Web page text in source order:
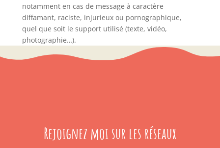
notamment en cas de message à caractère
diffamant, raciste, injurieux ou pornographique,
quel que soit le support utilisé (texte, vidéo,
photographie…).
Rejoignez moi sur les réseaux